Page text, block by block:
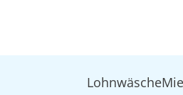
Lohnwäsche